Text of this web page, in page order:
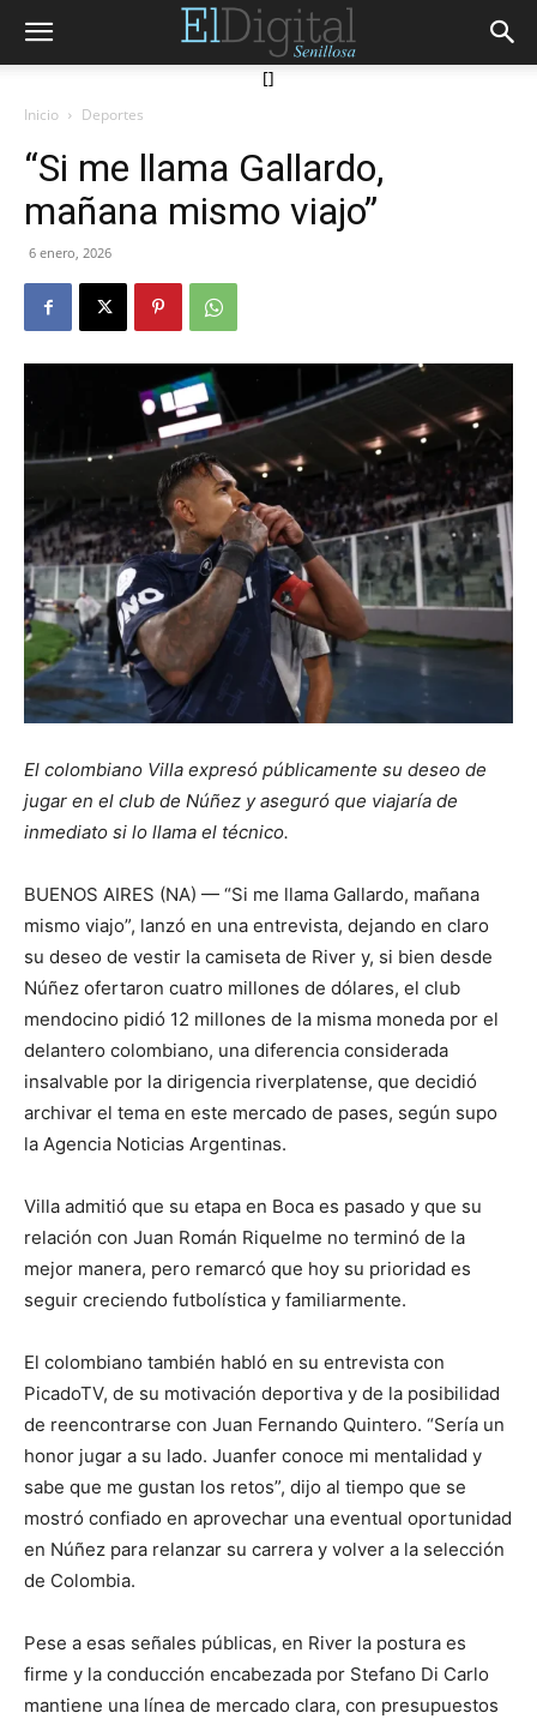
[]
Inicio Deportes
“Si me llama Gallardo,
mañana mismo viajo”
6 enero, 2026
El colombiano Villa expresó públicamente su deseo de
jugar en el club de Núñez y aseguró que viajaría de
inmediato si lo llama el técnico.
BUENOS AIRES (NA) — “Si me llama Gallardo, mañana
mismo viajo”, lanzó en una entrevista, dejando en claro
su deseo de vestir la camiseta de River y, si bien desde
Núñez ofertaron cuatro millones de dólares, el club
mendocino pidió 12 millones de la misma moneda por el
delantero colombiano, una diferencia considerada
insalvable por la dirigencia riverplatense, que decidió
archivar el tema en este mercado de pases, según supo
la Agencia Noticias Argentinas.
Villa admitió que su etapa en Boca es pasado y que su
relación con Juan Román Riquelme no terminó de la
mejor manera, pero remarcó que hoy su prioridad es
seguir creciendo futbolística y familiarmente.
El colombiano también habló en su entrevista con
PicadoTV, de su motivación deportiva y de la posibilidad
de reencontrarse con Juan Fernando Quintero. “Sería un
honor jugar a su lado. Juanfer conoce mi mentalidad y
sabe que me gustan los retos”, dijo al tiempo que se
mostró confiado en aprovechar una eventual oportunidad
en Núñez para relanzar su carrera y volver a la selección
de Colombia.
Pese a esas señales públicas, en River la postura es
firme y la conducción encabezada por Stefano Di Carlo
mantiene una línea de mercado clara, con presupuestos